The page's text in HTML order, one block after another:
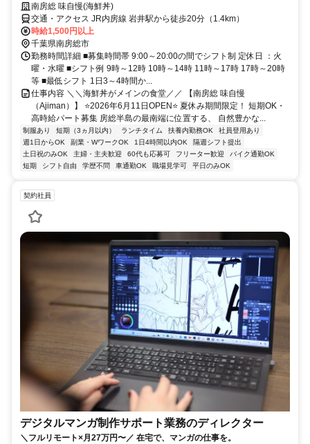
南房総 味自慢(海鮮丼)
交通・アクセス JR内房線 岩井駅から徒歩20分（1.4km）
時給1,500円以上
千葉県南房総市
勤務時間詳細 ■募集時間帯 9:00～20:00の間でシフト制 定休日 ：火
曜・水曜 ■シフト例 9時～12時 10時～14時 11時～17時 17時～20時
等 ■最低シフト 1日3～4時間か...
仕事内容 ＼＼海鮮丼がメインの食堂／／ 【南房総 味自慢
（Ajiman）】 ⭐2026年6月11日OPEN⭐ 夏休み期間限定！ 短期OK・
高時給パート募集 房総半島の最南端に位置する、 自然豊かな...
制服あり 短期（3ヵ月以内） ランチタイム 扶養内勤務OK
社員登用あり
週1日からOK
副業・WワークOK 1日4時間以内OK
隔週シフト提出
土日祝のみOK
主婦・主夫歓迎 60代も応募可 フリーター歓迎
バイク通勤OK
短期
シフト自由 学歴不問 車通勤OK 職場見学可 平日のみOK
契約社員
デジタルマンガ制作サポート業務のディレクター
＼フルリモート×月27万円〜／ 在宅で、マンガの仕事を。